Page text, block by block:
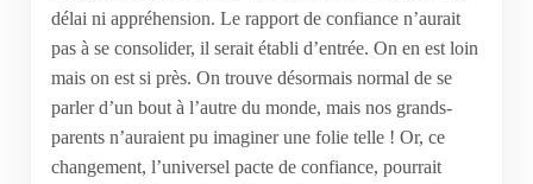
délai ni appréhension. Le rapport de confiance n’aurait
pas à se consolider, il serait établi d’entrée. On en est loin
mais on est si près. On trouve désormais normal de se
parler d’un bout à l’autre du monde, mais nos grands-
parents n’auraient pu imaginer une folie telle ! Or, ce
changement, l’universel pacte de confiance, pourrait